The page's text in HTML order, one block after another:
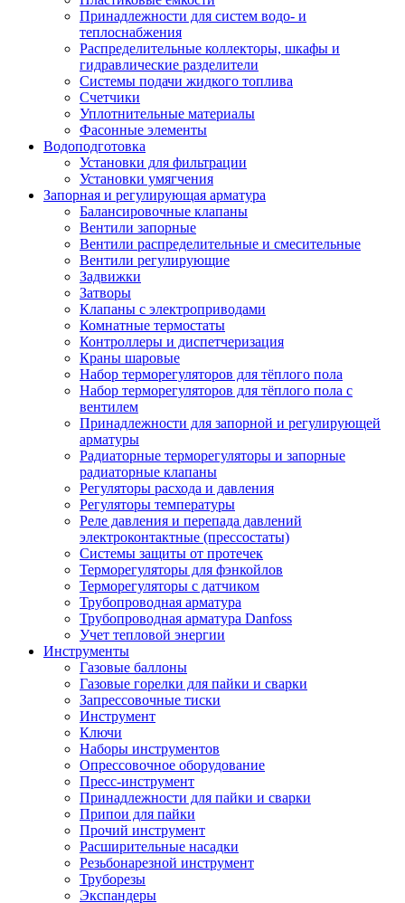
Принадлежности для систем водо- и
теплоснабжения
Распределительные коллекторы, шкафы и
гидравлические разделители
Системы подачи жидкого топлива
Счетчики
Уплотнительные материалы
Фасонные элементы
Водоподготовка
Установки для фильтрации
Установки умягчения
Запорная и регулирующая арматура
Балансировочные клапаны
Вентили запорные
Вентили распределительные и смесительные
Вентили регулирующие
Задвижки
Затворы
Клапаны с электроприводами
Комнатные термостаты
Контроллеры и диспетчеризация
Краны шаровые
Набор терморегуляторов для тёплого пола
Набор терморегуляторов для тёплого пола с
вентилем
Принадлежности для запорной и регулирующей
арматуры
Радиаторные терморегуляторы и запорные
радиаторные клапаны
Регуляторы расхода и давления
Регуляторы температуры
Реле давления и перепада давлений
электроконтактные (прессостаты)
Системы защиты от протечек
Терморегуляторы для фэнкойлов
Терморегуляторы с датчиком
Трубопроводная арматура
Трубопроводная арматура Danfoss
Учет тепловой энергии
Инструменты
Газовые баллоны
Газовые горелки для пайки и сварки
Запрессовочные тиски
Инструмент
Ключи
Наборы инструментов
Опрессовочное оборудование
Пресс-инструмент
Принадлежности для пайки и сварки
Припои для пайки
Прочий инструмент
Расширительные насадки
Резьбонарезной инструмент
Труборезы
Экспандеры